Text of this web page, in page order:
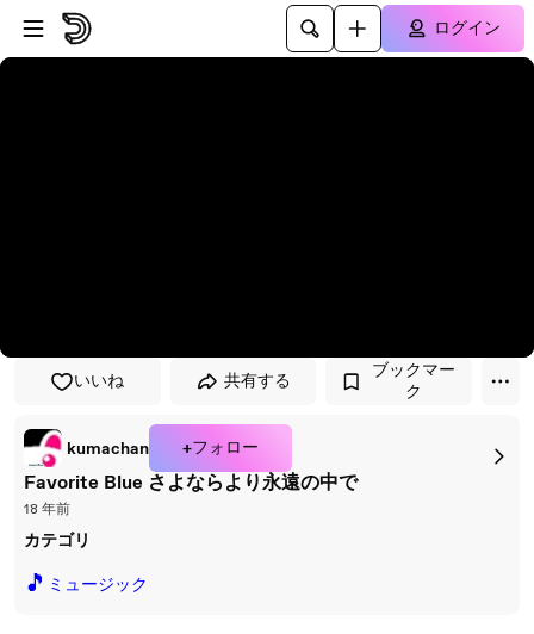
プレイヤーにスキップ
メインコンテンツにスキップ
ログイン
いいね 共有する
ブックマー
ク
kumachan +フォロー
Favorite Blue さよならより永遠の中で
18 年前
カテゴリ
🎵 ミュージック